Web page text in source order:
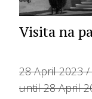
Visita na
28 April 2023
until 28 April